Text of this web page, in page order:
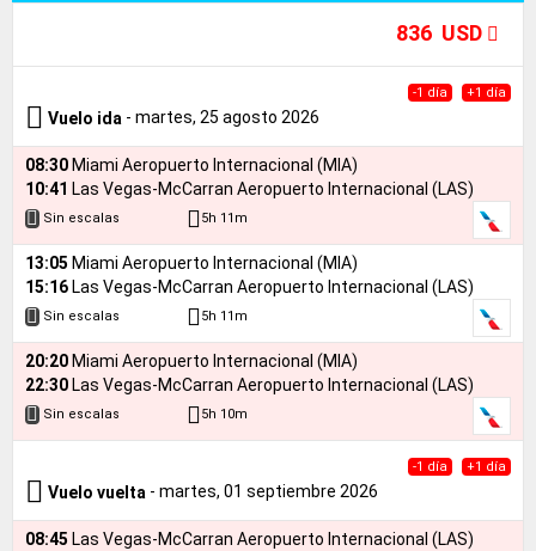
836 USD
-1 día +1 día
Vuelo ida - martes, 25 agosto 2026
08:30 Miami Aeropuerto Internacional (MIA)
10:41 Las Vegas-McCarran Aeropuerto Internacional (LAS)
Sin escalas 5h 11m
13:05 Miami Aeropuerto Internacional (MIA)
15:16 Las Vegas-McCarran Aeropuerto Internacional (LAS)
Sin escalas 5h 11m
20:20 Miami Aeropuerto Internacional (MIA)
22:30 Las Vegas-McCarran Aeropuerto Internacional (LAS)
Sin escalas 5h 10m
-1 día +1 día
Vuelo vuelta - martes, 01 septiembre 2026
08:45 Las Vegas-McCarran Aeropuerto Internacional (LAS)